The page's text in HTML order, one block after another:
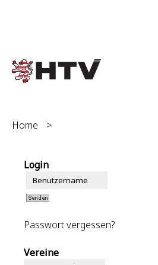
Home >
Login
Passwort vergessen?
Vereine